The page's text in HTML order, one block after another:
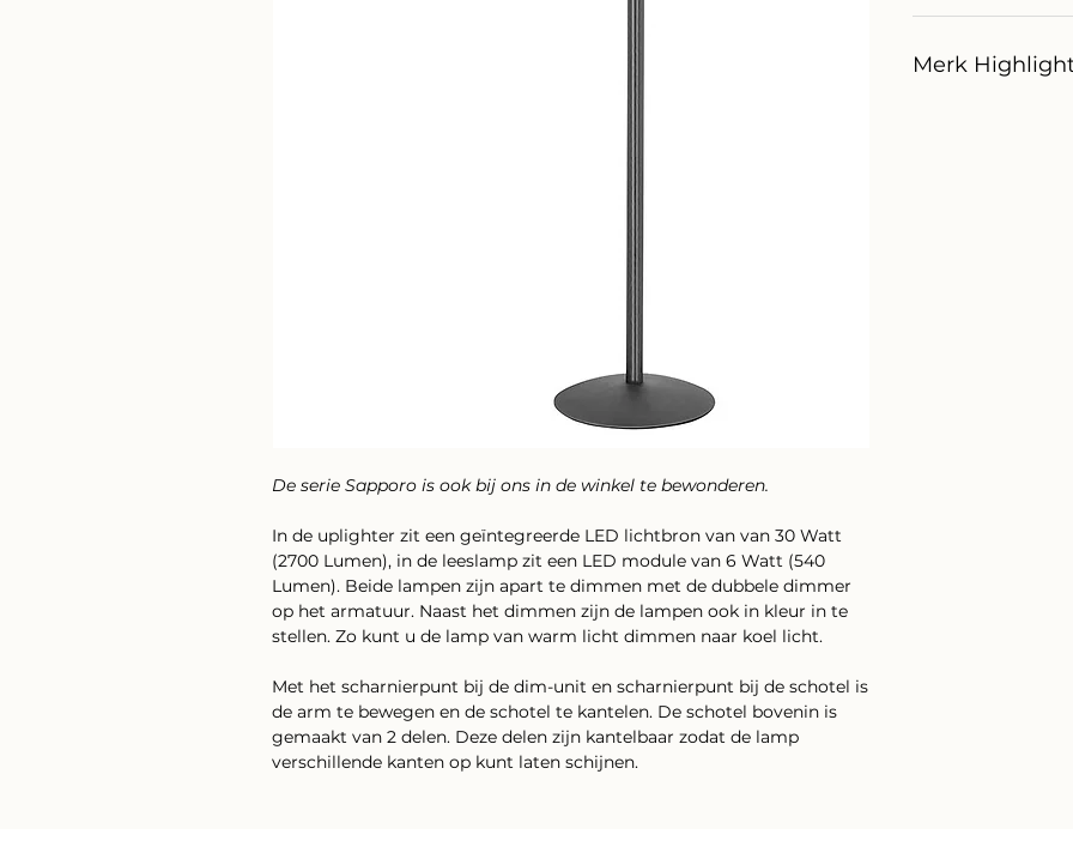
De serie Sapporo is ook bij ons in de winkel te bewonderen.
In de uplighter zit een geïntegreerde LED lichtbron van van 30 Watt
(2700 Lumen), in de leeslamp zit een LED module van 6 Watt (540
Lumen). Beide lampen zijn apart te dimmen met de dubbele dimmer
op het armatuur. Naast het dimmen zijn de lampen ook in kleur in te
stellen. Zo kunt u de lamp van warm licht dimmen naar koel licht.
Met het scharnierpunt bij de dim-unit en scharnierpunt bij de schotel is
de arm te bewegen en de schotel te kantelen. De schotel bovenin is
gemaakt van 2 delen. Deze delen zijn kantelbaar zodat de lamp
verschillende kanten op kunt laten schijnen.
Merk